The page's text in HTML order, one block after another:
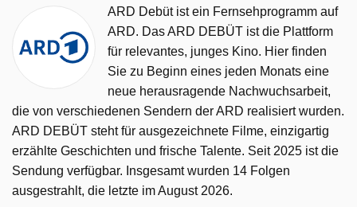
ARD Debüt ist ein Fernsehprogramm auf
ARD. Das ARD DEBÜT ist die Plattform
für relevantes, junges Kino. Hier finden
Sie zu Beginn eines jeden Monats eine
neue herausragende Nachwuchsarbeit,
die von verschiedenen Sendern der ARD realisiert wurden.
ARD DEBÜT steht für ausgezeichnete Filme, einzigartig
erzählte Geschichten und frische Talente. Seit 2025 ist die
Sendung verfügbar. Insgesamt wurden 14 Folgen
ausgestrahlt, die letzte im August 2026.